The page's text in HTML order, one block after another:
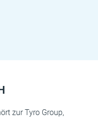
zur Tyro Group,